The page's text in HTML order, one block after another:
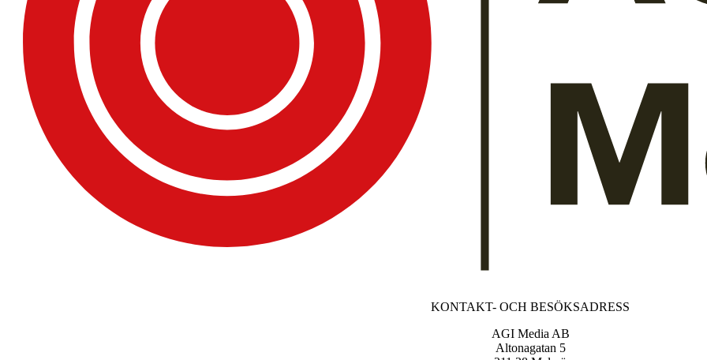
KONTAKT- OCH BESÖKSADRESS
AGI Media AB
Altonagatan 5